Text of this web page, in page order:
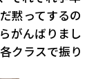
黙ってするの
がんばりまし
クラスで振り